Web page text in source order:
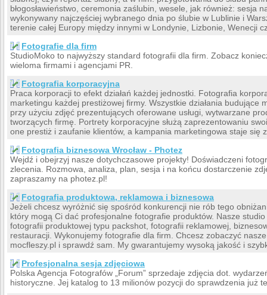
błogosławieństwo, ceremonia zaślubin, wesele, jak również: sesja
wykonywany najczęściej wybranego dnia po ślubie w Lublinie i
terenie całej Europy między innymi w Londynie, Lizbonie, Wenecji
Fotografie dla firm
StudioMoko to najwyższy standard fotografii dla firm. Zobacz
wieloma firmami i agencjami PR.
Fotografia korporacyjna
Praca korporacji to efekt działań każdej jednostki. Fotografia
marketingu każdej prestiżowej firmy. Wszystkie działania budujące
przy użyciu zdjęć prezentujących oferowane usługi, wytwarzane
tworzących firmę. Portrety korporacyjne służą zaprezentowaniu
one prestiż i zaufanie klientów, a kampania marketingowa staje się
Fotografia biznesowa Wrocław - Photez
Wejdź i obejrzyj nasze dotychczasowe projekty! Doświadczeni
zlecenia. Rozmowa, analiza, plan, sesja i na końcu dostarczenie
zapraszamy na photez.pl!
Fotografia produktowa, reklamowa i biznesowa
Jeżeli chcesz wyróżnić się spośród konkurencji nie rób tego
który mogą Ci dać profesjonalne fotografie produktów. Nasze
fotografii produktowej typu packshot, fotografii reklamowej,
restauracji. Wykonujemy fotografie dla firm. Chcesz zobaczyć
mocfleszy.pl i sprawdź sam. My gwarantujemy wysoką jakość i
Profesjonalna sesja zdjęciowa
Polska Agencja Fotografów „Forum” sprzedaje zdjęcia dot.
historyczne. Jej katalog to 13 milionów pozycji do sprawdzenia już